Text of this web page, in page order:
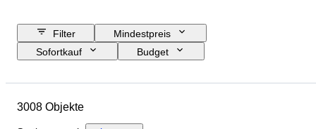
Filter
Mindestpreis
Sofortkauf
Budget
Größe
Herkunftsland
3008 Objekte